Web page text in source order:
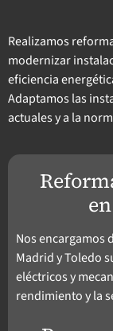
Realizamos
modernizar
eficiencia
Adaptamos las
actuales y a la
Nos encargamos
Madrid y Toledo
eléctricos y
rendimiento y la